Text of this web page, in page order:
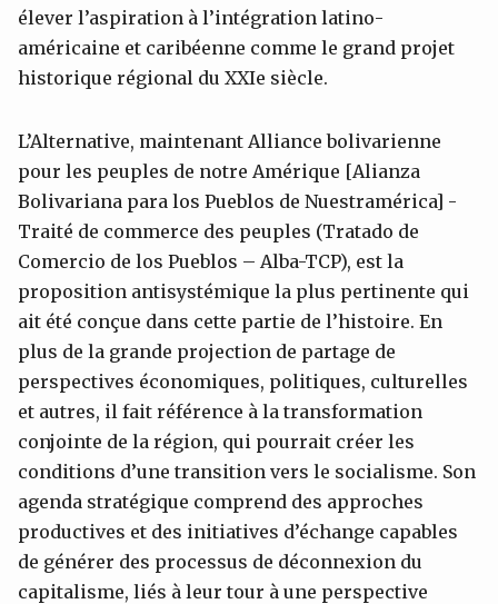
élever l’aspiration à l’intégration latino-
américaine et caribéenne comme le grand projet
historique régional du XXIe siècle.
L’Alternative, maintenant Alliance bolivarienne
pour les peuples de notre Amérique [Alianza
Bolivariana para los Pueblos de Nuestramérica] -
Traité de commerce des peuples (Tratado de
Comercio de los Pueblos – Alba-TCP), est la
proposition antisystémique la plus pertinente qui
ait été conçue dans cette partie de l’histoire. En
plus de la grande projection de partage de
perspectives économiques, politiques, culturelles
et autres, il fait référence à la transformation
conjointe de la région, qui pourrait créer les
conditions d’une transition vers le socialisme. Son
agenda stratégique comprend des approches
productives et des initiatives d’échange capables
de générer des processus de déconnexion du
capitalisme, liés à leur tour à une perspective